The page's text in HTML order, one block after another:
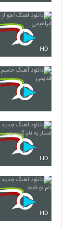
HD
HD
HD